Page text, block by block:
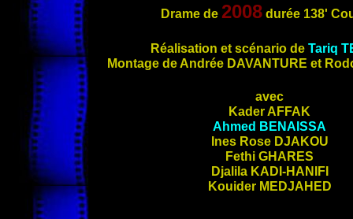
Drame de 2008durée 138'
Réalisation et scénario de Tariq
Montage de Andrée DAVANTURE et
avec
Kader AFFAK
Ahmed BENAISSA
Ines Rose DJAKOU
Fethi GHARES
Djalila KADI-HANIFI
Kouider MEDJAHED